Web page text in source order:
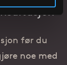
før du
noe med